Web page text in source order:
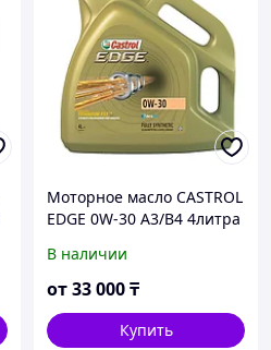
Моторное масло CASTROL
EDGE 0W-30 A3/B4 4литра
В наличии
от33 000₸
Купить